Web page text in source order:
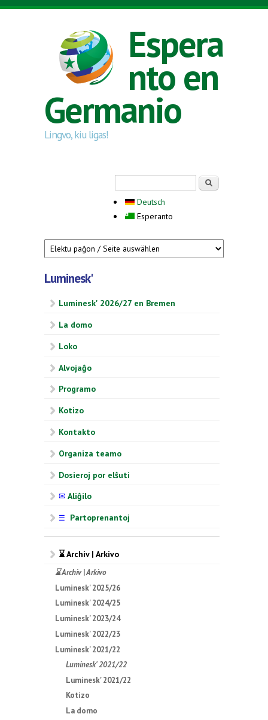
Skip to main content
Espera
nto en
Germanio
Lingvo, kiu ligas!
Deutsch
Esperanto
Luminesk'
Luminesk' 2026/27 en Bremen
La domo
Loko
Alvojaĝo
Programo
Kotizo
Kontakto
Organiza teamo
Dosieroj por elŝuti
✉ Aliĝilo
☰ Partoprenantoj
⌛ Archiv | Arkivo
⌛ Archiv | Arkivo
Luminesk' 2025/26
Luminesk' 2024/25
Luminesk' 2023/24
Luminesk' 2022/23
Luminesk' 2021/22
Luminesk' 2021/22
Luminesk' 2021/22
Kotizo
La domo